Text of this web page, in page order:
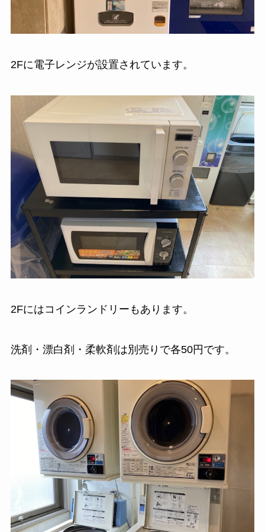
2Fに電子レンジが設置されています。
2Fにはコインランドリーもあります。
洗剤・漂白剤・柔軟剤は別売りで各50円です。